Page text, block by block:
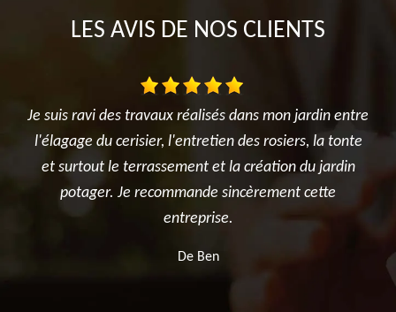
LES AVIS DE NOS CLIENTS
dans mon jardin entre
des rosiers, la tonte
et la création du jardin
sincèrement cette
Très satisfait de l'intervention.
réalisé avec sérieux et
été ponctuelle, efficace et a
après les travaux. Je
pour tous vos besoins en